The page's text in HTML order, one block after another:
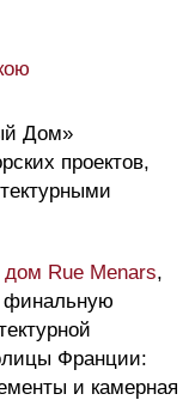
Дом»
проектов,
Rue Menars,
финальную
Франции:
и камерная